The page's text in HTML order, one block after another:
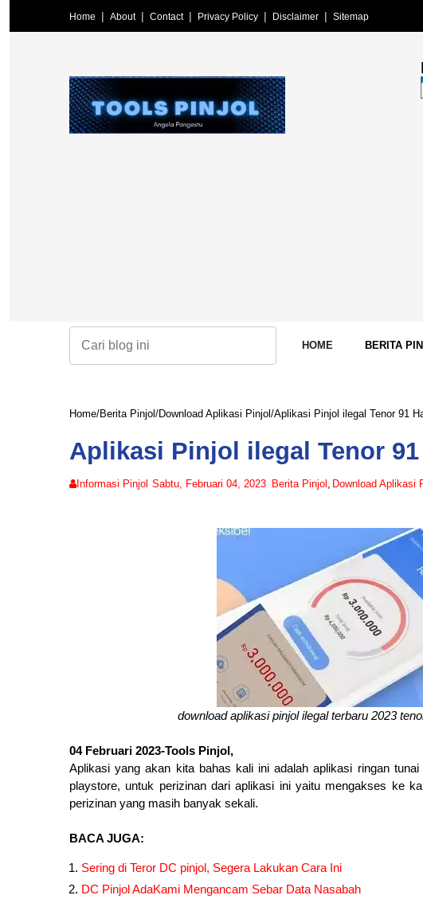
Home About Contact Privacy Policy Disclaimer Sitemap
HOME BERITA
Home/Berita Pinjol /Download Aplikasi Pinjol /Aplikasi Pinjol ilegal Tenor 91
Aplikasi Pinjol ilegal Tenor 91
Informasi Pinjol Sabtu, Februari 04, 2023 Berita Pinjol , Download Aplikasi
download aplikasi pinjol ilegal terbaru 2023
04 Februari 2023-Tools Pinjol,
Aplikasi yang akan kita bahas kali ini adalah aplikasi ringan
playstore, untuk perizinan dari aplikasi ini yaitu mengakses ke
perizinan yang masih banyak sekali.
BACA JUGA:
Sering di Teror DC pinjol, Segera Lakukan Cara Ini
DC Pinjol AdaKami Mengancam Sebar Data Nasabah